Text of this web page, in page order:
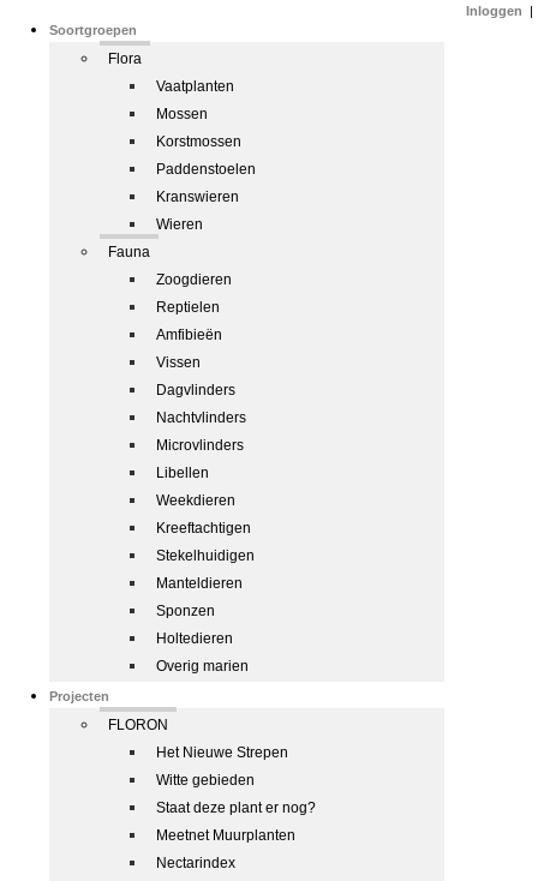
Soortgroepen
Flora
Vaatplanten
Mossen
Korstmossen
Paddenstoelen
Kranswieren
Wieren
Fauna
Zoogdieren
Reptielen
Amfibieën
Vissen
Dagvlinders
Nachtvlinders
Microvlinders
Libellen
Weekdieren
Kreeftachtigen
Stekelhuidigen
Manteldieren
Sponzen
Holtedieren
Overig marien
Projecten
FLORON
Het Nieuwe Strepen
Witte gebieden
Staat deze plant er nog?
Meetnet Muurplanten
Nectarindex
Inloggen |